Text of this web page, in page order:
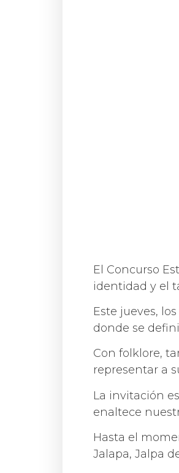
El Concurso
identidad y el
Este jueves,
donde se
Con folklore,
representar a
La invitación
enaltece
Hasta el
Jalapa, Jalpa